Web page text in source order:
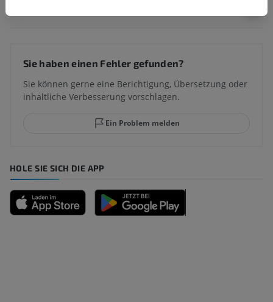
Sie haben einen Fehler gefunden?
Sie können gerne eine Berichtigung, Übersetzung oder
inhaltliche Verbesserung vorschlagen.
Ein Problem melden
HOLE SIE SICH DIE APP